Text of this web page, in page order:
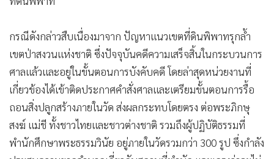
อินโดจีน
• กองทุนรวม
• Celeb Online
• Factcheck
• ญี่ปุ่น
• News1
• Gotomanager
กรณีดังกล่าวสืบเนื่องมาจาก ปัญหาแนวเขตที่ดินพิพาทรุกล้ำ
เขตป่าสงวนแห่งชาติ ซึ่งปัจจุบันคดีความเสร็จสิ้นในกระบวนการ
ศาลแล้วและอยู่ในขั้นตอนการบังคับคดี โดยล่าสุดหน่วยงานที่
เกี่ยวข้องได้เข้าติดประกาศคำสั่งศาลและเตรียมขั้นตอนการรื้อ
ถอนสิ่งปลูกสร้างภายในวัด ส่งผลกระทบโดยตรง ต่อพระภิกษุ
สงฆ์ แม่ชี ทั้งชาวไทยและชาวต่างชาติ รวมถึงผู้ปฏิบัติธรรมที่
พำนักศึกษาพระธรรมวินัย อยู่ภายในวัดรวมกว่า 300 รูป ซึ่งกำลัง
ประสบความยากลำบากเกี่ยวกับสถานที่พำนัก และเกรงว่าจะไม่